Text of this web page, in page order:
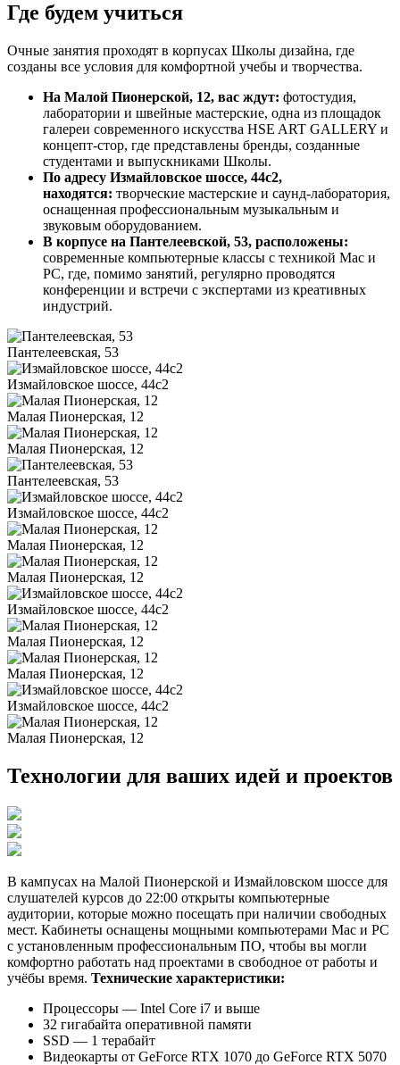
Где будем учиться
Очные занятия проходят в корпусах Школы дизайна, где
созданы все условия для комфортной учебы и творчества.
На Малой Пионерской, 12, вас ждут: фотостудия,
лаборатории и швейные мастерские, одна из площадок
галереи современного искусства HSE ART GALLERY и
концепт-стор, где представлены бренды, созданные
студентами и выпускниками Школы.
По адресу Измайловское шоссе, 44с2,
находятся: творческие мастерские и саунд-лаборатория,
оснащенная профессиональным музыкальным и
звуковым оборудованием.
В корпусе на Пантелеевской, 53, расположены:
современные компьютерные классы с техникой Mac и
PC, где, помимо занятий, регулярно проводятся
конференции и встречи с экспертами из креативных
индустрий.
Пантелеевская, 53
Измайловское шоссе, 44с2
Малая Пионерская, 12
Малая Пионерская, 12
Пантелеевская, 53
Измайловское шоссе, 44с2
Малая Пионерская, 12
Малая Пионерская, 12
Измайловское шоссе, 44с2
Малая Пионерская, 12
Малая Пионерская, 12
Измайловское шоссе, 44с2
Малая Пионерская, 12
Технологии для ваших идей и проектов
В кампусах на Малой Пионерской и Измайловском шоссе для
слушателей курсов до 22:00 открыты компьютерные
аудитории, которые можно посещать при наличии свободных
мест. Кабинеты оснащены мощными компьютерами Mac и PC
с установленным профессиональным ПО, чтобы вы могли
комфортно работать над проектами в свободное от работы и
учёбы время. Технические характеристики:
Процессоры — Intel Core i7 и выше
32 гигабайта оперативной памяти
SSD — 1 терабайт
Видеокарты от GeForce RTX 1070 до GeForce RTX 5070